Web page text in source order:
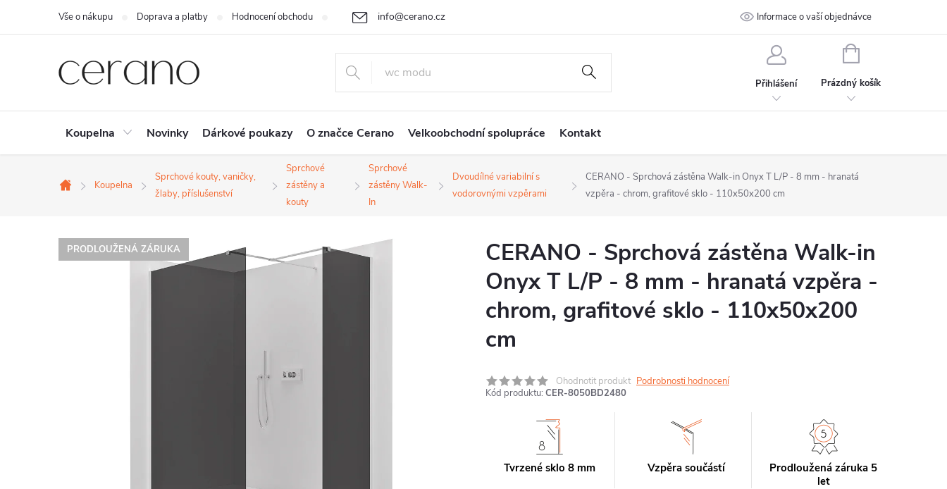
+420 226 400 232
info@cerano.cz
Vše o nákupu Doprava a platby Hodnocení obchodu Cenová nabídka na míru Ochrana osobních údajů Kontakt
Informace o vaší objednávce
Přihlášení
NÁKUPNÍ
Prázdný košík
Koupelna Novinky Dárkové poukazy O značce Cerano Velkoobchodní spolupráce Kontakt
Domů
Koupelna
Sprchové kouty, vaničky,
žlaby, příslušenství
Sprchové
zástěny a
kouty
Sprchové
zástěny Walk-
In
Dvoudílné variabilní s
vodorovnými vzpěrami
CERANO - Sprchová zástěna Walk-in Onyx T L/P - 8 mm - hranatá
vzpěra - chrom, grafitové sklo - 110x50x200 cm
PRODLOUŽENÁ ZÁRUKA
CERANO - Sprchová zástěna Walk-in
Onyx T L/P - 8 mm - hranatá vzpěra -
chrom, grafitové sklo - 110x50x200
cm
Ohodnotit produkt Podrobnosti hodnocení
Kód produktu: CER-8050BD2480
Tvrzené sklo 8 mm Vzpěra součástí
Prodloužená záruka 5
let